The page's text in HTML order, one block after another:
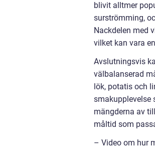
blivit alltmer
surströmming,
Nackdelen med
vilket kan vara
Avslutningsvis
välbalanserad
lök, potatis och
smakupplevelse
mängderna av
måltid som
– Video om hur